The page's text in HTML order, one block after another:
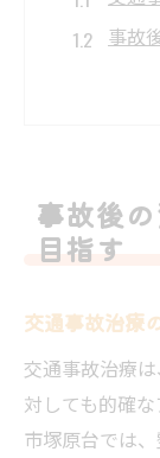
事故
交
交通事故
交通
交通
整骨
交通
由
事故後
目指す
交通事故治療
交通事故治療
対しても的確
市塚原台では